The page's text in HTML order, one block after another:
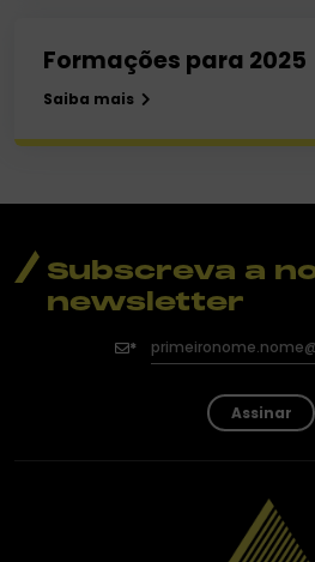
Formações para 2025
Saiba mais
Subscreva a
newsletter
Assinar